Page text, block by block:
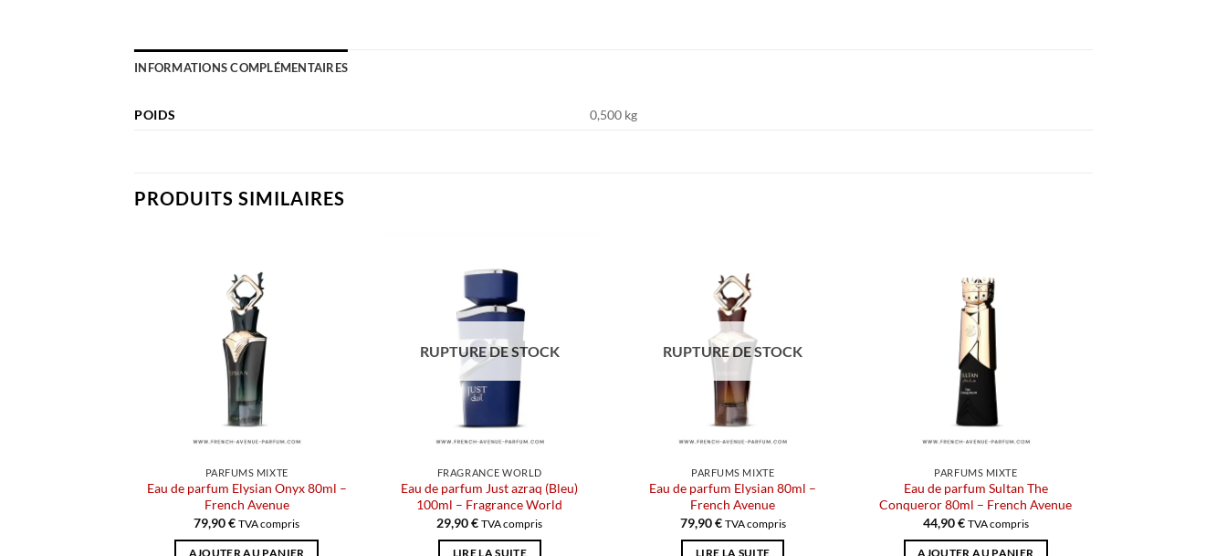
INFORMATIONS COMPLÉMENTAIRES
POIDS 0,500 kg
PRODUITS SIMILAIRES
PARFUMS MIXTE
Eau de parfum Elysian Onyx 80ml –
French Avenue
79,90€ TVA compris
AJOUTER AU PANIER
RUPTURE DE STOCK
FRAGRANCE WORLD
Eau de parfum Just azraq (Bleu)
100ml – Fragrance World
29,90€ TVA compris
LIRE LA SUITE
RUPTURE DE STOCK
PARFUMS MIXTE
Eau de parfum Elysian 80ml –
French Avenue
79,90€ TVA compris
LIRE LA SUITE
PARFUMS MIXTE
Eau de parfum Sultan The
Conqueror 80ml – French Avenue
44,90€ TVA compris
AJOUTER AU PANIER